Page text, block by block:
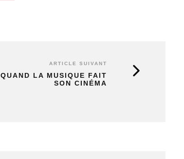
ARTICLE SUIVANT
QUAND LA MUSIQUE FAIT
SON CINÉMA